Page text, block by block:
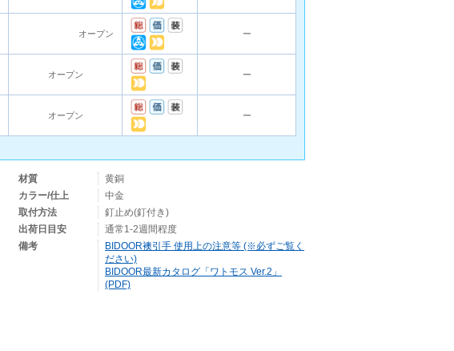
オープン ー
オープン ー
オープン ー
材質
黄銅
カラー/仕上
中金
取付方法
釘止め(釘付き)
出荷日目安
通常1-2週間程度
備考
BIDOOR襖引手 使用上の注意等 (※必ずご覧く
ださい)
BIDOOR最新カタログ「ワトモス Ver.2」
(PDF)